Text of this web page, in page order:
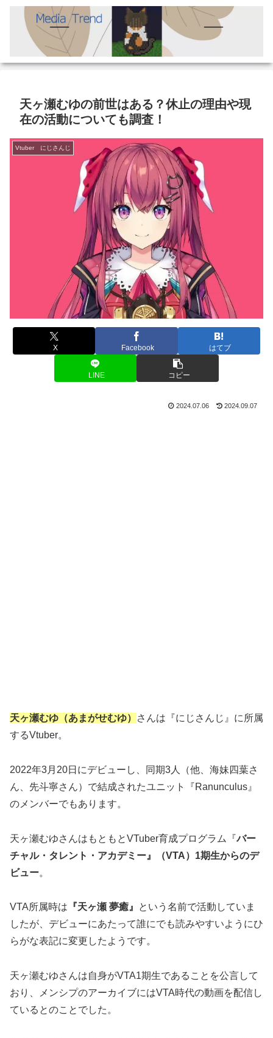
天ヶ瀬むゆの前世はある？休止の理由や現
在の活動についても調査！
Vtuber にじさんじ
X Facebook はてブ
LINE コピー
2024.07.06 2024.09.07
天ヶ瀬むゆ（あまがせむゆ）
さんは『にじさんじ』に所属
するVtuber。
2022年3月20日にデビューし、同期3人（他、海妹四葉さ
ん、先斗寧さん）で結成されたユニット『Ranunculus』
のメンバーでもあります。
天ヶ瀬むゆさんはもともとVTuber育成プログラム『バー
チャル・タレント・アカデミー』（VTA）1期生からのデ
ビュー。
VTA所属時は 『天ヶ瀬 夢癒』
という名前で活動していま
したが、デビューにあたって誰にでも読みやすいようにひ
らがな表記に変更したようです。
天ヶ瀬むゆさんは自身がVTA1期生であることを公言して
おり、メンシプのアーカイブにはVTA時代の動画を配信し
ているとのことでした。